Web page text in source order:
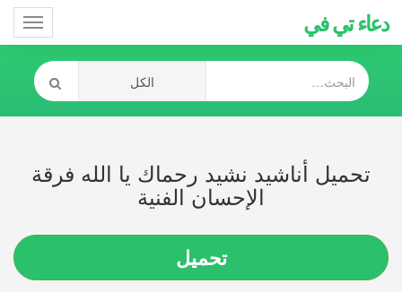
دعاء تي في
تحميل أناشيد نشيد رحماك يا الله فرقة
الإحسان الفنية
تحميل